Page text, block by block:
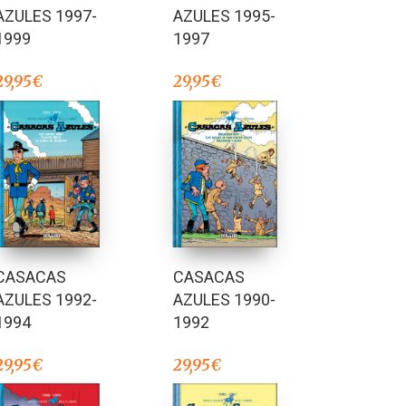
1997-
€
AZULES 1995-
1997
29,95€
1992-
€
CASACAS
AZULES 1990-
1992
29,95€